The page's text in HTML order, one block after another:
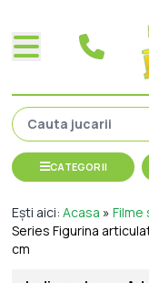
CATEGORII
Ești aici:Acasa »Filme
Series Figurina
cm